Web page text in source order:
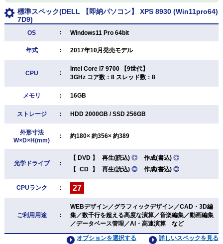
標準スペック(DELL 【即納パソコン】 XPS 8930 (Win11pro64)
7D9)
OS ： Windows11 Pro 64bit
年式 ： 2017年10月発売モデル
CPU ：
Intel Core i7 9700 【9世代】
3GHz コア数：8 スレッド数：8
メモリ ： 16GB
ストレージ ： HDD 2000GB / SSD 256GB
外形寸法
W×D×H(mm)
： 約180× 約356× 約389
光学ドライブ ：
【 DVD 】 再生(読込) ◎ 作成(書込) ◎
【 CD 】 再生(読込) ◎ 作成(書込) ◎
CPUランク ： 27
ご利用用途 ：
WEBデザイン／グラフィックデザイン／CAD・3D編
集／数千行を超える高度な演算／音楽編集／動画編集
／データベース管理／AI・高速演算 など
詳しいスペックを見る
オプションを選択する